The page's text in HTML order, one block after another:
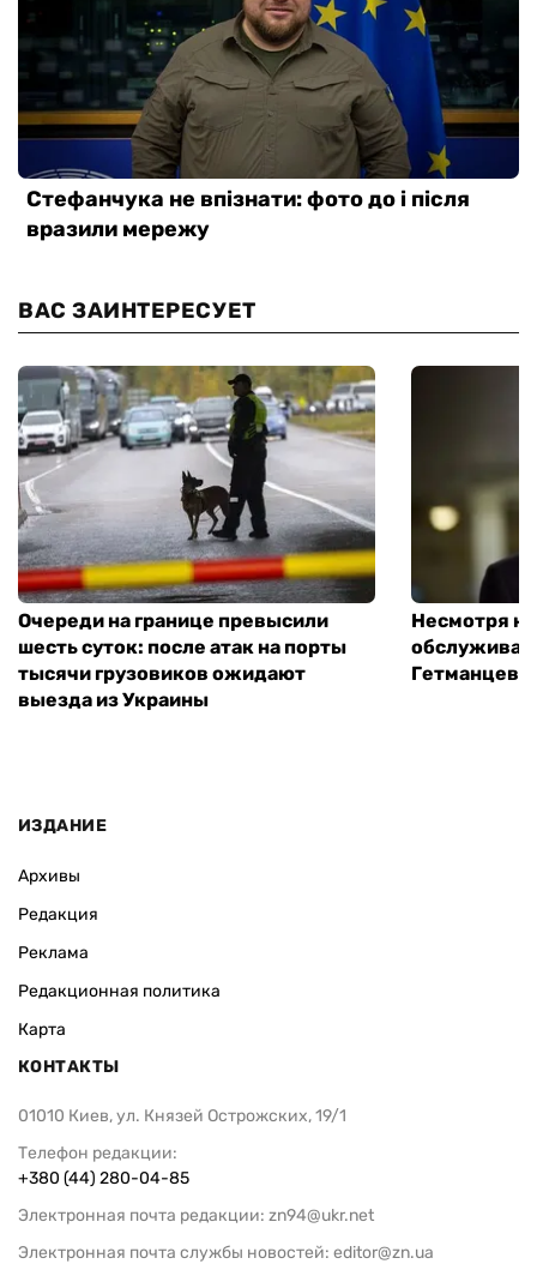
ВАС ЗАИНТЕРЕСУЕТ
Очереди на границе превысили
шесть суток: после атак на порты
тысячи грузовиков ожидают
выезда из Украины
Несмотря на
Гетманцев
ИЗДАНИЕ
Архивы
Редакция
Реклама
Редакционная политика
Карта
КОНТАКТЫ
01010 Киев, ул. Князей Острожских, 19/1
Телефон редакции:
+380 (44) 280-04-85
Электронная почта редакции: zn94@ukr.net
Электронная почта службы новостей: editor@zn.ua